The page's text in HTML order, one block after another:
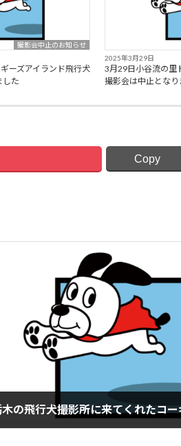
撮影会中止のお知らせ
ーズアイランド飛行犬
した
2025年3月29日
3月29日小谷流の里
撮影会は中止となり
Copy
の飛行犬撮影所に来てくれたコ